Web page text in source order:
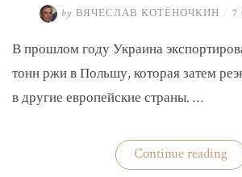
by ВЯЧЕСЛАВ КОТЁНОЧКИН / 7
В прошлом году Украина
тонн ржи в Польшу, которая затем
в другие европейские страны. …
Continue reading